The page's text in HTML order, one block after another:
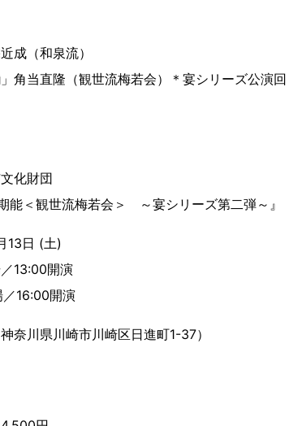
成（和泉流）
当直隆（観世流梅若会）＊宴シリーズ公演回
化財団
能＜観世流梅若会＞ ～宴シリーズ第二弾～』
13日 (土)
／13:00開演
／16:00開演
奈川県川崎市川崎区日進町1-37）